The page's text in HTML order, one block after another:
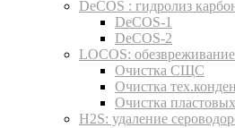
DeCOS : гидролиз
DeCOS-1
DeCOS-2
LOCOS: обезвреживание
Очистка СЩС
Очистка
Очистка
H2S: удаление